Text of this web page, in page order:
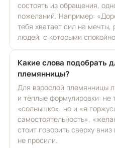
состоять из обращения,
пожеланий. Например:
тебя хватает сил на мечты,
людей, с которыми
Какие слова подобрать
племянницы?
Для взрослой племянницы
и тёплые формулировки: не
«солнышко», но и «я
самостоятельность»,
стоит говорить сверху
не просили.